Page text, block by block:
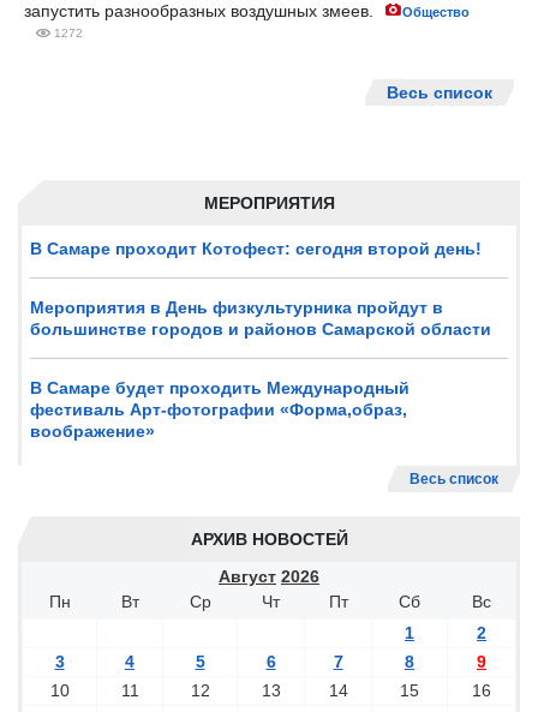
МЕРОПРИЯТИЯ
В Самаре проходит Котофест: сегодня второй день!
Мероприятия в День физкультурника пройдут в
большинстве городов и районов Самарской области
В Самаре будет проходить Международный
фестиваль Арт-фотографии «Форма,образ,
воображение»
Весь список
АРХИВ НОВОСТЕЙ
Август 2026
Пн
Вт Ср Чт Пт Сб
Вс
1
2
3
4 5 6 7 8
9
10
11 12 13 14 15
16
запустить разнообразных воздушных змеев.
Общество
1272
Весь список